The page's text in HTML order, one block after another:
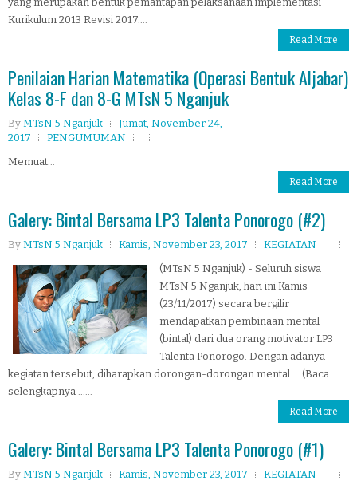
Kurikulum 2013 Revisi 2017....
Read More
Penilaian Harian Matematika (Operasi Bentuk Aljabar)
Kelas 8-F dan 8-G MTsN 5 Nganjuk
By MTsN 5 Nganjuk
Jumat, November 24,
2017
PENGUMUMAN
Memuat...
Read More
Galery: Bintal Bersama LP3 Talenta Ponorogo (#2)
By MTsN 5 Nganjuk Kamis, November 23, 2017
KEGIATAN
(MTsN 5 Nganjuk) - Seluruh siswa
MTsN 5 Nganjuk, hari ini Kamis
(23/11/2017) secara bergilir
mendapatkan pembinaan mental
(bintal) dari dua orang motivator LP3
Talenta Ponorogo. Dengan adanya
kegiatan tersebut, diharapkan dorongan-dorongan mental ... (Baca
selengkapnya ......
Read More
Galery: Bintal Bersama LP3 Talenta Ponorogo (#1)
By MTsN 5 Nganjuk Kamis, November 23, 2017
KEGIATAN